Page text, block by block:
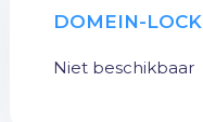
DOMEIN-LOCK
Niet beschikbaar